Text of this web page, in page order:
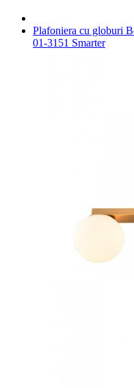
Plafoniera cu globuri
01-3151 Smarter